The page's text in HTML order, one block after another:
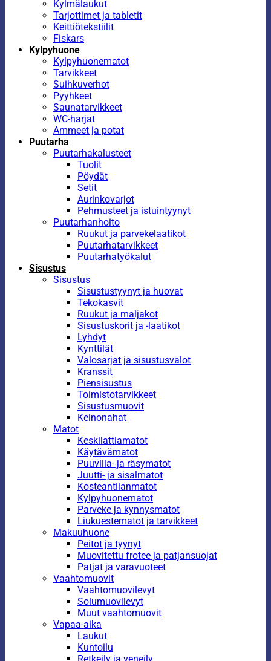
Kylmälaukut
Tarjottimet ja tabletit
Keittiötekstiilit
Fiskars
Kylpyhuone
Kylpyhuonematot
Tarvikkeet
Suihkuverhot
Pyyhkeet
Saunatarvikkeet
WC-harjat
Ammeet ja potat
Puutarha
Puutarhakalusteet
Tuolit
Pöydät
Setit
Aurinkovarjot
Pehmusteet ja istuintyynyt
Puutarhanhoito
Ruukut ja parvekelaatikot
Puutarhatarvikkeet
Puutarhatyökalut
Sisustus
Sisustus
Sisustustyynyt ja huovat
Tekokasvit
Ruukut ja maljakot
Sisustuskorit ja -laatikot
Lyhdyt
Kynttilät
Valosarjat ja sisustusvalot
Kranssit
Piensisustus
Toimistotarvikkeet
Sisustusmuovit
Keinonahat
Matot
Keskilattiamatot
Käytävämatot
Puuvilla- ja räsymatot
Juutti- ja sisalmatot
Kosteantilanmatot
Kylpyhuonematot
Parveke ja kynnysmatot
Liukuestematot ja tarvikkeet
Makuuhuone
Peitot ja tyynyt
Muovitettu frotee ja patjansuojat
Patjat ja varavuoteet
Vaahtomuovit
Vaahtomuovilevyt
Solumuovilevyt
Muut vaahtomuovit
Vapaa-aika
Laukut
Kuntoilu